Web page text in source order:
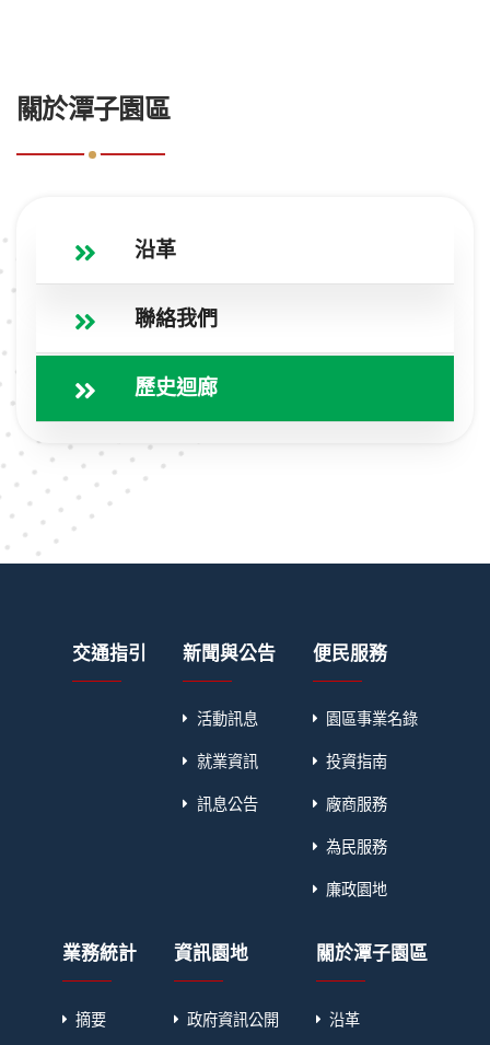
關於潭子園區
沿革
聯絡我們
歷史迴廊
交通指引 新聞與公告
活動訊息
就業資訊
訊息公告
便民服務
園區事業名錄
投資指南
廠商服務
為民服務
廉政園地
業務統計
摘要
資訊園地
政府資訊公開
關於潭子園區
沿革